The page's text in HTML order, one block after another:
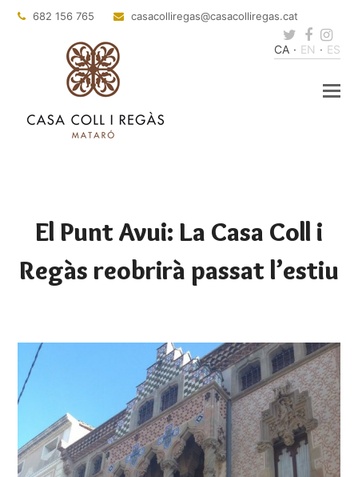
682 156 765 casacolliregas@casacolliregas.cat
Twitter
CA EN ES
El Punt Avui: La Casa Coll i
Regàs reobrirà passat l’estiu